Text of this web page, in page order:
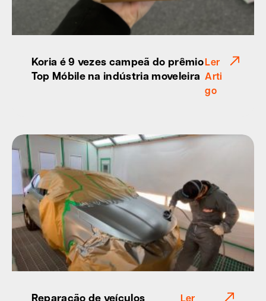
Koria é 9 vezes campeã do prêmio
Top Móbile na indústria moveleira
Ler
Arti
go
Reparação de veículos Ler